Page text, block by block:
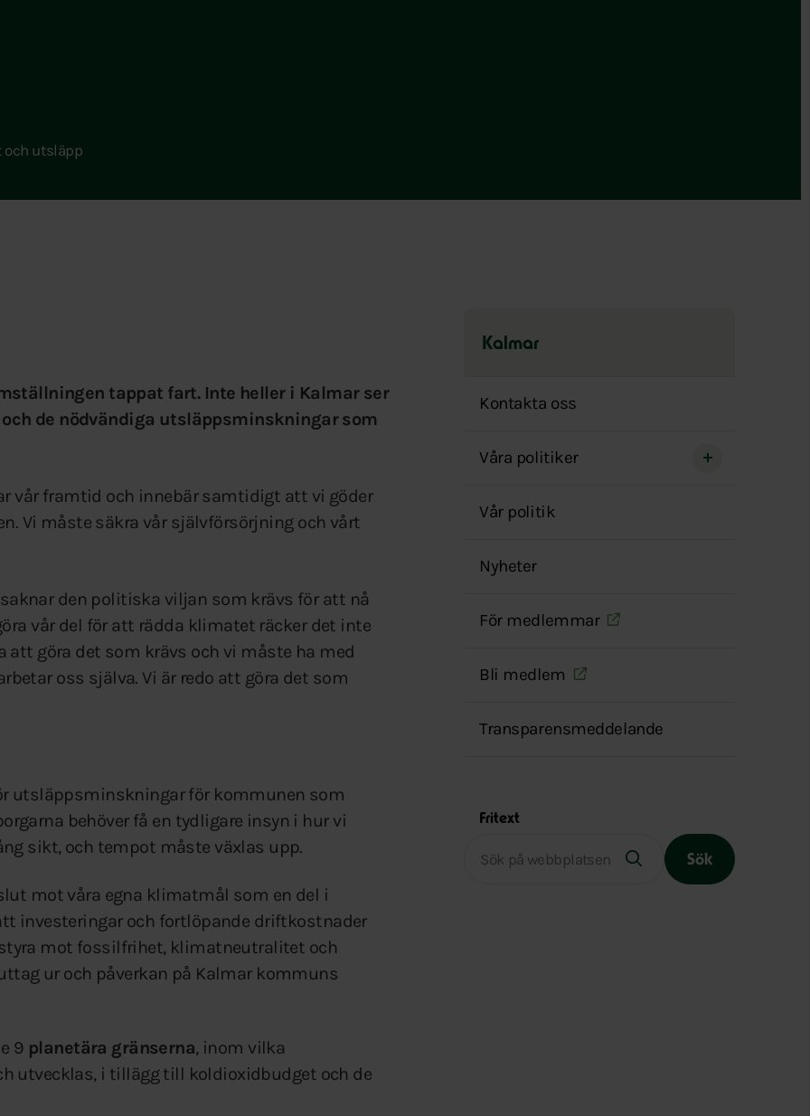
och utsläpp
tappat fart. Inte heller i Kalmar ser
de nödvändiga utsläppsminskningar som
vår framtid och innebär samtidigt att vi göder
Vi måste säkra vår självförsörjning och vårt
den politiska viljan som krävs för att nå
vår del för att rädda klimatet räcker det inte
göra det som krävs och vi måste ha med
oss själva. Vi är redo att göra det som
utsläppsminskningar för kommunen som
behöver få en tydligare insyn i hur vi
sikt, och tempot måste växlas upp.
mot våra egna klimatmål som en del i
investeringar och fortlöpande driftkostnader
mot fossilfrihet, klimatneutralitet och
ur och påverkan på Kalmar kommuns
9 planetära gränserna, inom vilka
utvecklas, i tillägg till koldioxidbudget och de
Kalmar
över
menyn
Kontakta oss
Våra politiker
Vår politik
Nyheter
För medlemmar
Bli medlem
Transparensmeddelande
Fritext
Sök